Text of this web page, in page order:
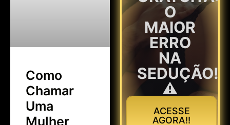
Como
Chamar
Uma
Mulher
O
MAIOR
ERRO
NA
SEDUÇÃO!
⚠️
ACESSE
AGORA!!